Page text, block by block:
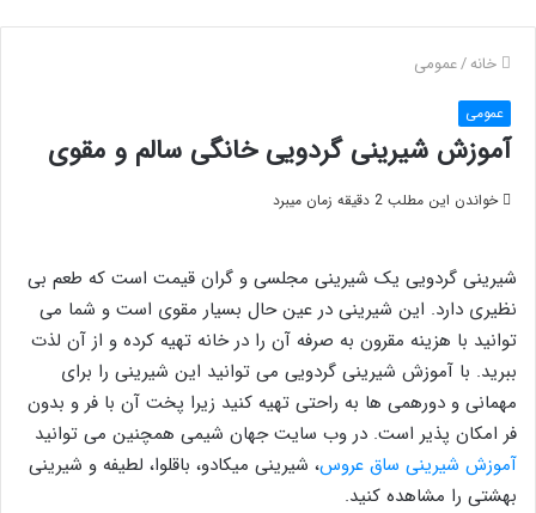
خانه/عمومی
عمومی
آموزش شیرینی گردویی خانگی سالم و مقوی
خواندن این مطلب 2 دقیقه زمان میبرد
شیرینی گردویی یک شیرینی مجلسی و گران قیمت است که طعم بی
نظیری دارد. این شیرینی در عین حال بسیار مقوی است و شما می
توانید با هزینه مقرون به صرفه آن را در خانه تهیه کرده و از آن لذت
ببرید. با آموزش شیرینی گردویی می توانید این شیرینی را برای
مهمانی و دورهمی ها به راحتی تهیه کنید زیرا پخت آن با فر و بدون
فر امکان پذیر است. در وب سایت جهان شیمی همچنین می توانید
آموزش شیرینی ساق عروس، شیرینی میکادو، باقلوا، لطیفه و شیرینی
بهشتی را مشاهده کنید.